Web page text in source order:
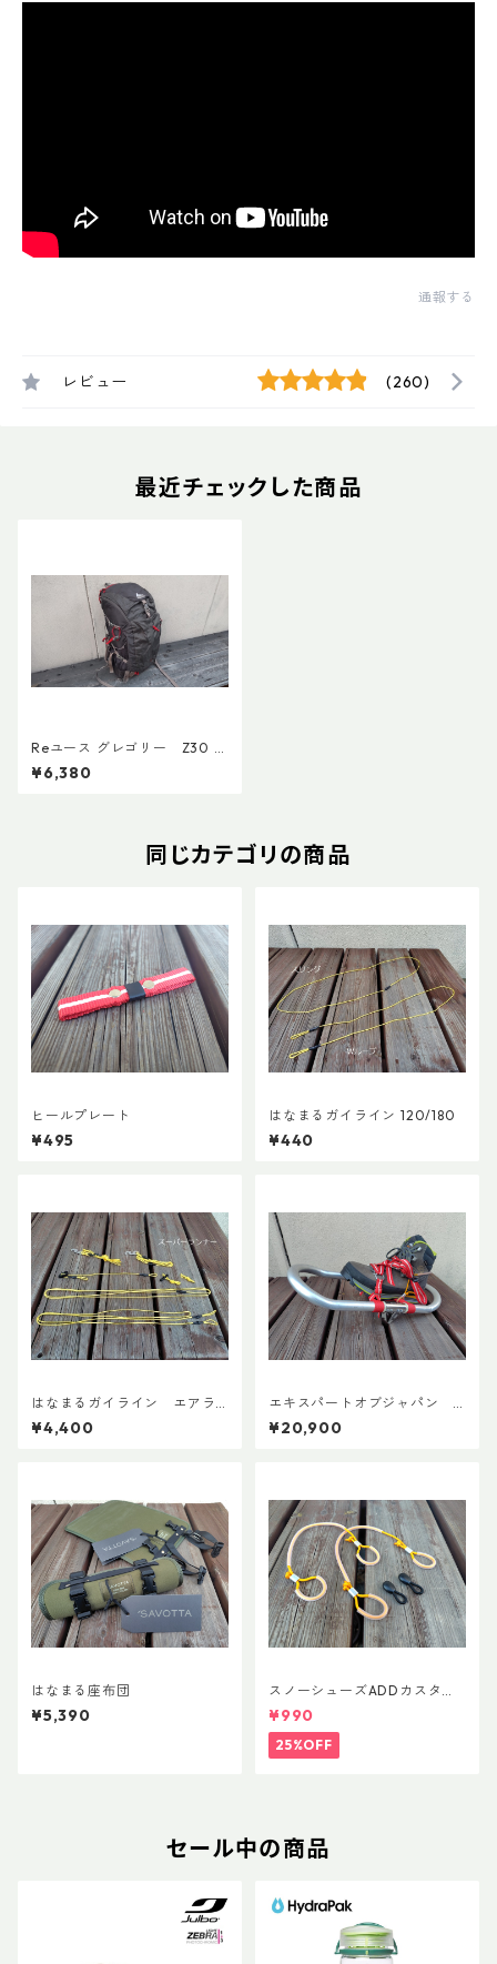
通報する
レビュー (260)
最近チェックした商品
Reユース グレゴリー Z30 ア
イアングレー Mサイズ
¥6,380
同じカテゴリの商品
ヒールプレート
¥495
はなまるガイライン 120/180
¥440
はなまるガイライン エアラ
イズ張り綱セット
¥4,400
エキスパートオブジャパン
スノーシューズL ADDカスタ
ムVer.5
¥20,900
はなまる座布団
¥5,390
スノーシューズADDカスタム
Ver.5用 オリジナルカスタムヒ
ールパーツ
¥990
25%OFF
セール中の商品